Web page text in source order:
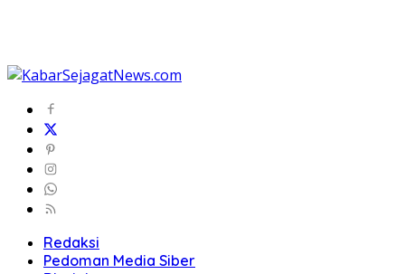
Redaksi
Pedoman Media Siber